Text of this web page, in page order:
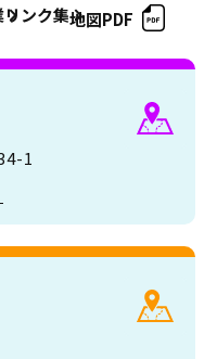
リンク集地図PDF
1
会